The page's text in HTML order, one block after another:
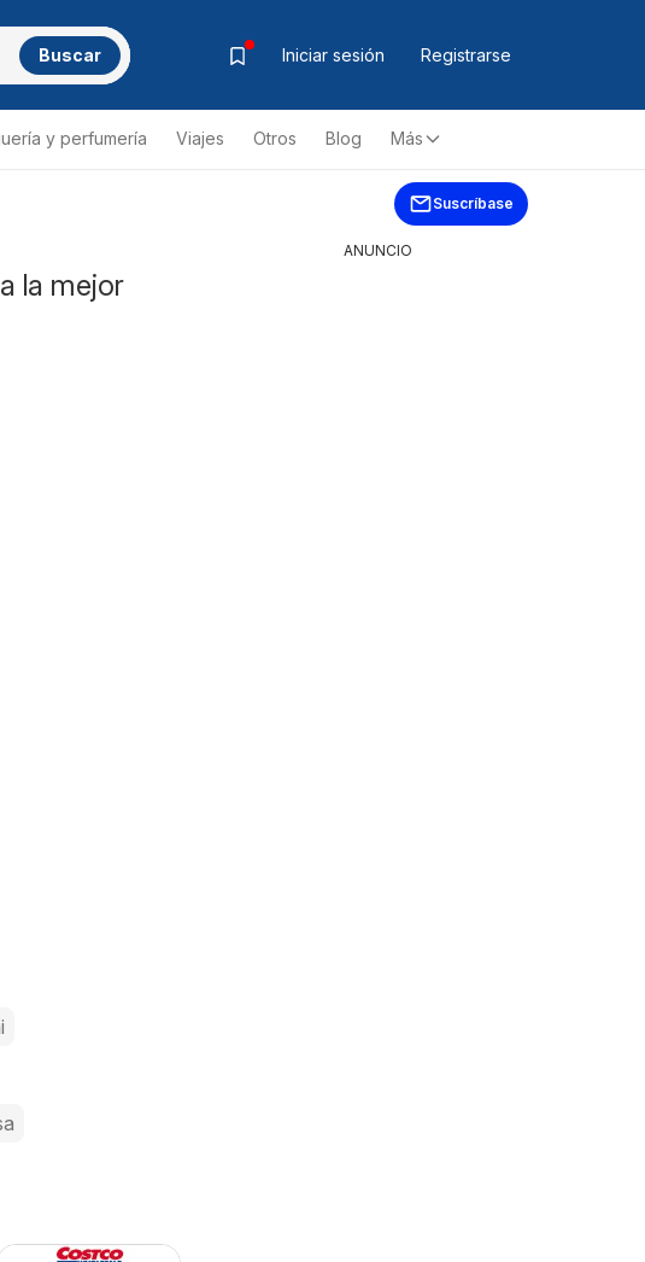
Buscar Iniciar sesión Registrarse
y perfumería Viajes Otros Blog Más
Suscríbase
la mejor
ANUNCIO